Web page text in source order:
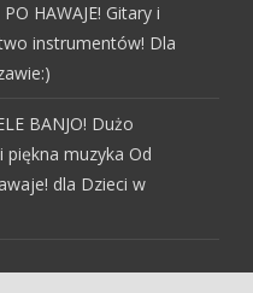
HAWAJE! Gitary i
instrumentów! Dla
BANJO! Dużo
muzyka Od
dla Dzieci w